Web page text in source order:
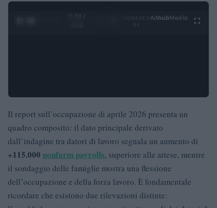
0:29 /
Ad hubMedia
Il report sull’occupazione di aprile 2026 presenta un
quadro composito: il dato principale derivato
dall’indagine tra datori di lavoro segnala un aumento di
+115.000 nonfarm payrolls, superiore alle attese, mentre
il sondaggio delle famiglie mostra una flessione
dell’occupazione e della forza lavoro. È fondamentale
ricordare che esistono due rilevazioni distinte: